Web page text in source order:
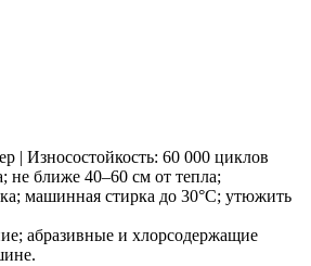
| Износостойкость: 60 000 циклов
не ближе 40–60 см от тепла;
машинная стирка до 30°C; утюжить
абразивные и хлорсодержащие